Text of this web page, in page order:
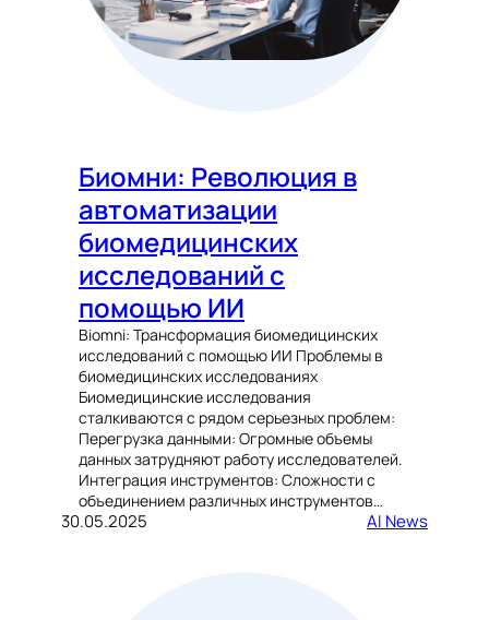
Биомни: Революция в
автоматизации
биомедицинских
исследований с
помощью ИИ
Biomni: Трансформация биомедицинских
исследований с помощью ИИ Проблемы в
биомедицинских исследованиях
Биомедицинские исследования
сталкиваются с рядом серьезных проблем:
Перегрузка данными: Огромные объемы
данных затрудняют работу исследователей.
Интеграция инструментов: Сложности с
объединением различных инструментов…
30.05.2025 AI News